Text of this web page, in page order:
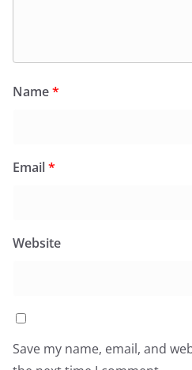
Name*
Email*
Website
Save my name, email, and